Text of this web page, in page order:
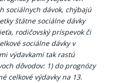
sociálnych dávok, chýbajú
štátne sociálne dávky
rodičovský príspevok či
sociálne dávky v
výdavkami tak rastú
dôvodov: 1) do prognózy
celkové výdavky na 13.